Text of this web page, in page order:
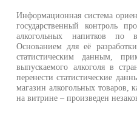
Информационная система
государственный контроль
алкогольных напитков по
Основанием для её
статистическим данным,
выпускаемого алкоголя в
перенести статистические
магазин алкогольных товаров,
на витрине – произведен